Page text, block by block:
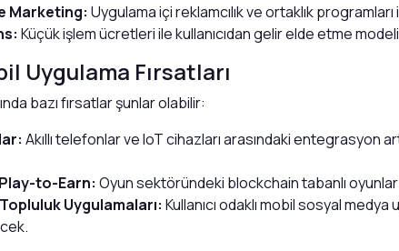
Marketing: Uygulama içi reklamcılık ve ortaklık
Küçük işlem ücretleri ile kullanıcıdan gelir elde etme
Uygulama Fırsatları
bazı fırsatlar şunlar olabilir:
Akıllı telefonlar ve IoT cihazları arasındaki entegrasyon
to-Earn: Oyun sektöründeki blockchain tabanlı
Uygulamaları: Kullanıcı odaklı mobil sosyal